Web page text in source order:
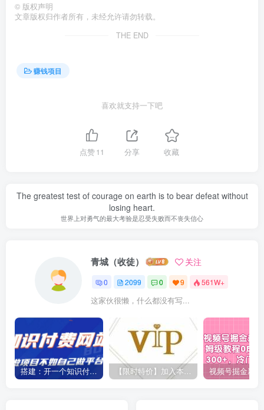
© 版权声明
文章版权归作者所有，未经允许请勿转载。
THE END
赚钱项目
喜欢就支持一下吧
点赞11 分享 收藏
The greatest test of courage on earth is to bear defeat without
losing heart.
世界上对勇气的最大考验是忍受失败而不丧失信心
青城（收徒） 关注
0 2099 0 9 561W+
这家伙很懒，什么都没有写...
搭建：开一个知识付费资源网站，24小时全自动赚钱！ 【限时特价】加入本站VIP会员，海量最新各大团队网赚内部教程全免费，每天持续更新！